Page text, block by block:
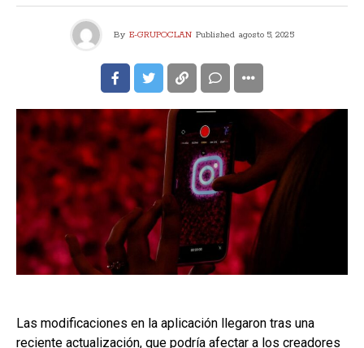
By E-GRUPOCLAN Published agosto 5, 2025
Las modificaciones en la aplicación llegaron tras una
reciente actualización, que podría afectar a los creadores